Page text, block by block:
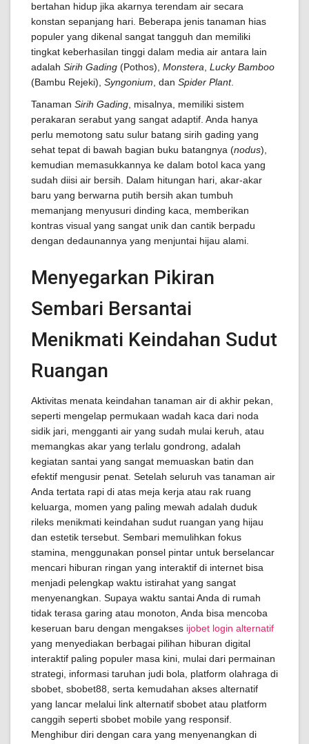
bertahan hidup jika akarnya terendam air secara
konstan sepanjang hari. Beberapa jenis tanaman hias
populer yang dikenal sangat tangguh dan memiliki
tingkat keberhasilan tinggi dalam media air antara lain
adalah Sirih Gading (Pothos), Monstera Lucky Bamboo
(Bambu Rejeki), Syngonium , dan Spider Plant.
Tanaman Sirih Gading , misalnya, memiliki sistem
perakaran serabut yang sangat adaptif. Anda hanya
perlu memotong satu sulur batang sirih gading yang
sehat tepat di bawah bagian buku batangnya (nodus),
kemudian memasukkannya ke dalam botol kaca yang
sudah diisi air bersih. Dalam hitungan hari, akar-akar
baru yang berwarna putih bersih akan tumbuh
memanjang menyusuri dinding kaca, memberikan
kontras visual yang sangat unik dan cantik berpadu
dengan dedaunannya yang menjuntai hijau alami.
Menyegarkan Pikiran
Sembari Bersantai
Menikmati Keindahan Sudut
Ruangan
Aktivitas menata keindahan tanaman air di akhir pekan,
seperti mengelap permukaan wadah kaca dari noda
sidik jari, mengganti air yang sudah mulai keruh, atau
memangkas akar yang terlalu gondrong, adalah
kegiatan santai yang sangat memuaskan batin dan
efektif mengusir penat. Setelah seluruh vas tanaman air
Anda tertata rapi di atas meja kerja atau rak ruang
keluarga, momen yang paling mewah adalah duduk
rileks menikmati keindahan sudut ruangan yang hijau
dan estetik tersebut. Sembari memulihkan fokus
stamina, menggunakan ponsel pintar untuk berselancar
mencari hiburan ringan yang interaktif di internet bisa
menjadi pelengkap waktu istirahat yang sangat
menyenangkan. Supaya waktu santai Anda di rumah
tidak terasa garing atau monoton, Anda bisa mencoba
keseruan baru dengan mengakses ijobet login alternatif
yang menyediakan berbagai pilihan hiburan digital
interaktif paling populer masa kini, mulai dari permainan
strategi, informasi taruhan judi bola, platform olahraga di
sbobet, sbobet88, serta kemudahan akses alternatif
yang lancar melalui link alternatif sbobet atau platform
canggih seperti sbobet mobile yang responsif.
Menghibur diri dengan cara yang menyenangkan di